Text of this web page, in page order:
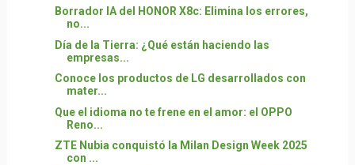
Borrador IA del HONOR X8c: Elimina los errores,
no...
Día de la Tierra: ¿Qué están haciendo las
empresas...
Conoce los productos de LG desarrollados con
mater...
Que el idioma no te frene en el amor: el OPPO
Reno...
ZTE Nubia conquistó la Milan Design Week 2025
con ...